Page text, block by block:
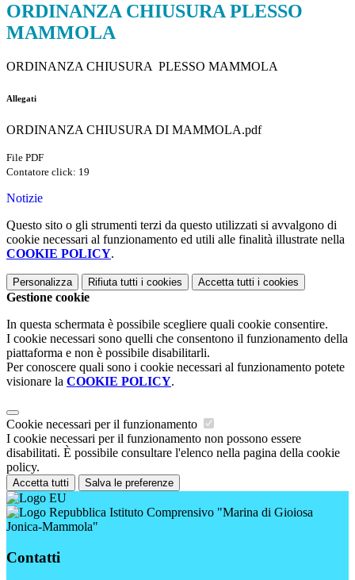
ORDINANZA CHIUSURA PLESSO
MAMMOLA
ORDINANZA CHIUSURA PLESSO MAMMOLA
Allegati
ORDINANZA CHIUSURA DI MAMMOLA.pdf
File PDF
Contatore click: 19
Notizie
Questo sito o gli strumenti terzi da questo utilizzati si avvalgono di
cookie necessari al funzionamento ed utili alle finalità illustrate nella
COOKIE POLICY.
Personalizza Rifiuta tutti i cookies Accetta tutti i cookies
Gestione cookie
In questa schermata è possibile scegliere quali cookie consentire.
I cookie necessari sono quelli che consentono il funzionamento della
piattaforma e non è possibile disabilitarli.
Per conoscere quali sono i cookie necessari al funzionamento potete
visionare la COOKIE POLICY.
Cookie necessari per il funzionamento
I cookie necessari per il funzionamento non possono essere
disabilitati. È possibile consultare l'elenco nella pagina della cookie
policy.
Accetta tutti Salva le preferenze
Istituto Comprensivo "Marina di Gioiosa
Jonica-Mammola"
Contatti